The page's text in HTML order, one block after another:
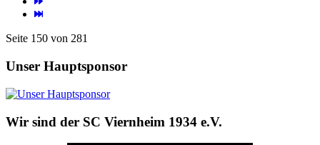
Seite 150 von 281
Unser Hauptsponsor
Wir sind der SC Viernheim 1934 e.V.